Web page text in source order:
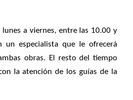
a viernes, entre las 10.00 y
un especialista que le ofrecerá
obras. El resto del tiempo
la atención de los guías de la